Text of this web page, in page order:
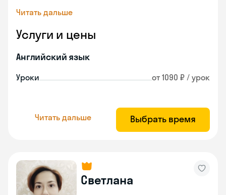
Читать дальше
Услуги и цены
Английский язык
Уроки от 1090 ₽ / урок
Читать дальше Выбрать время
Светлана